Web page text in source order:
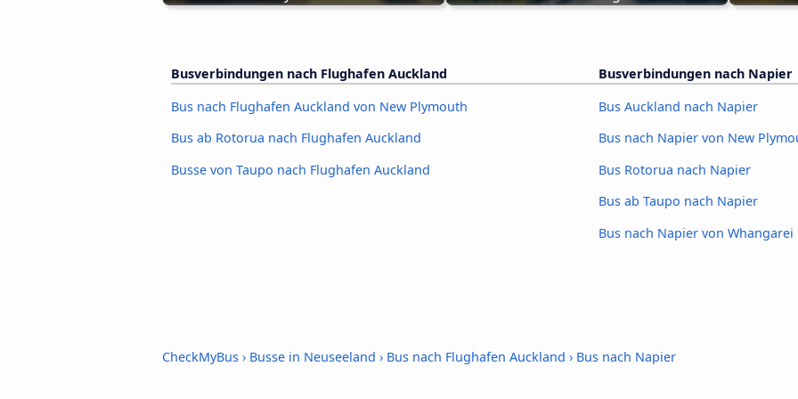
Busverbindungen nach Flughafen Auckland
Bus nach Flughafen Auckland von New Plymouth
Bus ab Rotorua nach Flughafen Auckland
Busse von Taupo nach Flughafen Auckland
Busverbindungen nach Napier
Bus Auckland nach Napier
Bus nach Napier von New
Bus Rotorua nach Napier
Bus ab Taupo nach Napier
Bus nach Napier von Whangarei
CheckMyBus › Busse in Neuseeland › Bus nach Flughafen Auckland › Bus nach Napier